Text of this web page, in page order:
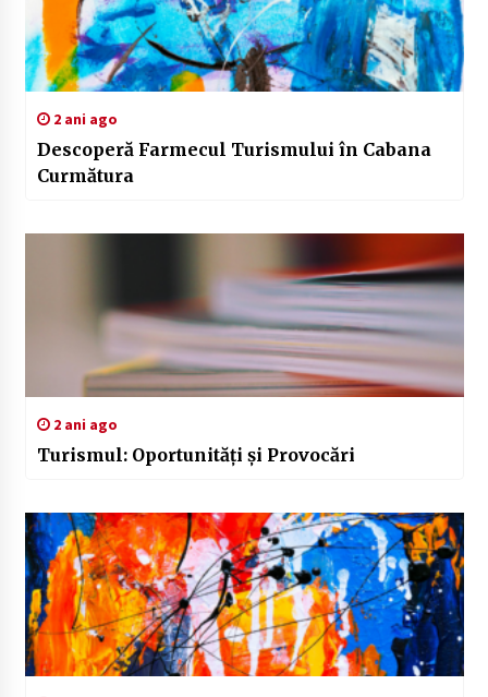
2 ani ago
Descoperă Farmecul Turismului în Cabana
Curmătura
2 ani ago
Turismul: Oportunități și Provocări